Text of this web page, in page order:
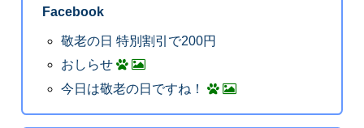
Facebook
敬老の日 特別割引で200円
おしらせ
今日は敬老の日ですね！